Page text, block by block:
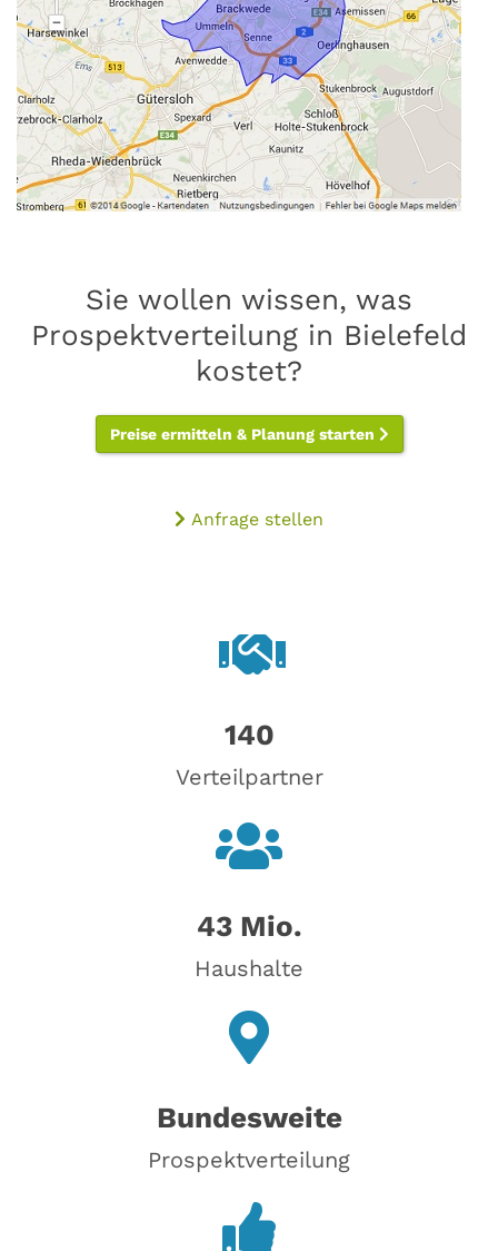
Sie wollen wissen, was
Prospektverteilung in Bielefeld
kostet?
Preise ermitteln & Planung starten
Anfrage stellen
140
Verteilpartner
43 Mio.
Haushalte
Bundesweite
Prospektverteilung